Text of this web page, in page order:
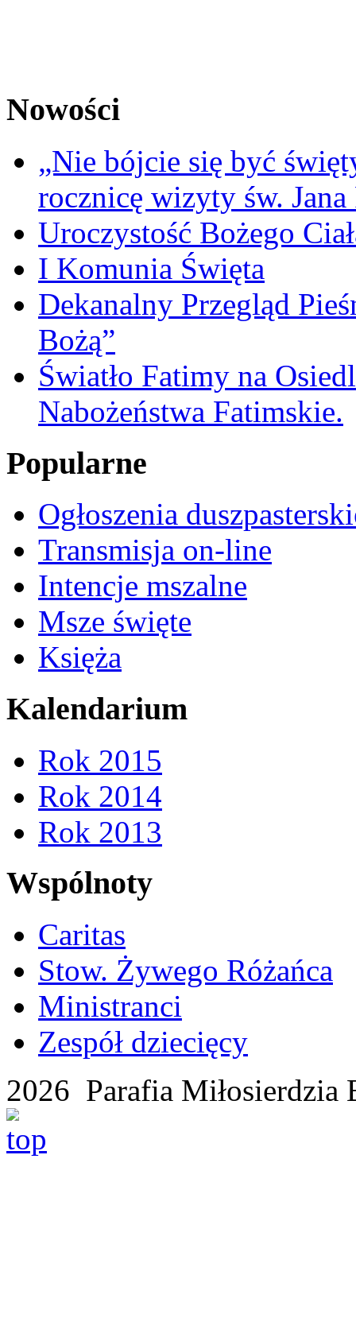
Nowości
„Nie bójcie się być
rocznicę wizyty św.
Uroczystość Bożego
I Komunia Święta
Dekanalny Przegląd
Bożą”
Światło Fatimy na
Nabożeństwa Fatimskie.
Popularne
Ogłoszenia
Transmisja on-line
Intencje mszalne
Msze święte
Księża
Kalendarium
Rok 2015
Rok 2014
Rok 2013
Wspólnoty
Caritas
Stow. Żywego Różańca
Ministranci
Zespół dziecięcy
2026 Parafia Miłosierdzia